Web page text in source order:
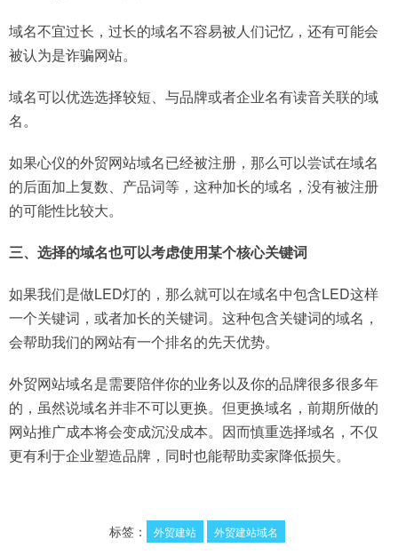
域名不宜过长，过长的域名不容易被人们记忆，还有可能会
被认为是诈骗网站。
域名可以优选选择较短、与品牌或者企业名有读音关联的域
名。
如果心仪的外贸网站域名已经被注册，那么可以尝试在域名
的后面加上复数、产品词等，这种加长的域名，没有被注册
的可能性比较大。
三、选择的域名也可以考虑使用某个核心关键词
如果我们是做LED灯的，那么就可以在域名中包含LED这样
一个关键词，或者加长的关键词。这种包含关键词的域名，
会帮助我们的网站有一个排名的先天优势。
外贸网站域名是需要陪伴你的业务以及你的品牌很多很多年
的，虽然说域名并非不可以更换。但更换域名，前期所做的
网站推广成本将会变成沉没成本。因而慎重选择域名，不仅
更有利于企业塑造品牌，同时也能帮助卖家降低损失。
标签： 外贸建站 外贸建站域名